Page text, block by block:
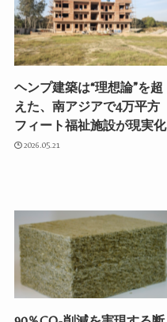
ヘンプ建築は“理想論”を超
えた、南アジアで4万平方
フィート福祉施設が現実化
2026.05.21